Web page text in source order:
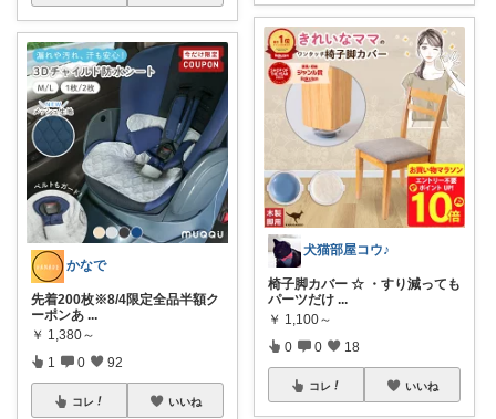
かなで
先着200枚※8/4限定全品半額ク
ーポンあ ...
￥ 1,380～
1 0 92
コレ いいね
犬猫部屋コウ♪
椅子脚カバー ☆ ・すり減っても
パーツだけ ...
￥ 1,100～
0 0 18
コレ いいね